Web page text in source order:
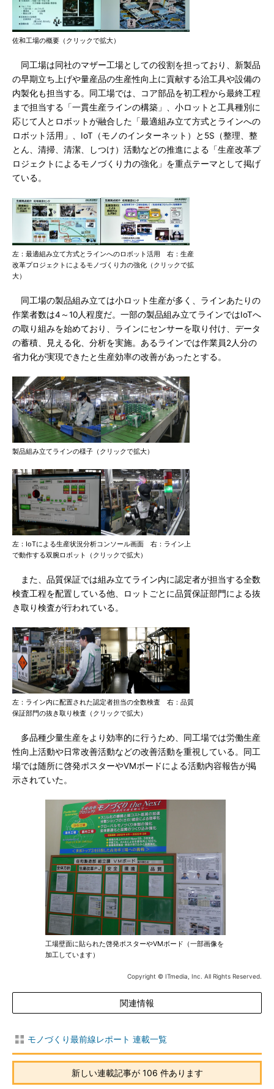
佐和工場の概要（クリックで拡大）
同工場は同社のマザー工場としての役割を担っており、新製品
の早期立ち上げや量産品の生産性向上に貢献する治工具や設備の
内製化も担当する。同工場では、コア部品を初工程から最終工程
まで担当する「一貫生産ラインの構築」、小ロットと工具種別に
応じて人とロボットが融合した「最適組み立て方式とラインへの
ロボット活用」、IoT（モノのインターネット）と5S（整理、整
とん、清掃、清潔、しつけ）活動などの推進による「生産改革プ
ロジェクトによるモノづくり力の強化」を重点テーマとして掲げ
ている。
左：最適組み立て方式とラインへのロボット活用 右：生産
改革プロジェクトによるモノづくり力の強化（クリックで拡
大）
同工場の製品組み立ては小ロット生産が多く、ラインあたりの
作業者数は4～10人程度だ。一部の製品組み立てラインではIoTへ
の取り組みを始めており、ラインにセンサーを取り付け、データ
の蓄積、見える化、分析を実施。あるラインでは作業員2人分の
省力化が実現できたと生産効率の改善があったとする。
製品組み立てラインの様子（クリックで拡大）
左：IoTによる生産状況分析コンソール画面 右：ライン上
で動作する双腕ロボット（クリックで拡大）
また、品質保証では組み立てライン内に認定者が担当する全数
検査工程を配置している他、ロットごとに品質保証部門による抜
き取り検査が行われている。
左：ライン内に配置された認定者担当の全数検査 右：品質
保証部門の抜き取り検査（クリックで拡大）
多品種少量生産をより効率的に行うため、同工場では労働生産
性向上活動や日常改善活動などの改善活動を重視している。同工
場では随所に啓発ポスターやVMボードによる活動内容報告が掲
示されていた。
工場壁面に貼られた啓発ポスターやVMボード（一部画像を
加工しています）
Copyright © ITmedia, Inc. All Rights Reserved.
関連情報
モノづくり最前線レポート 連載一覧
新しい連載記事が 106 件あります